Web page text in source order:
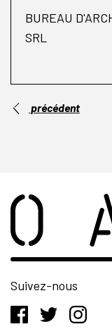
BUREAU
SRL
précédent
Suivez-nous